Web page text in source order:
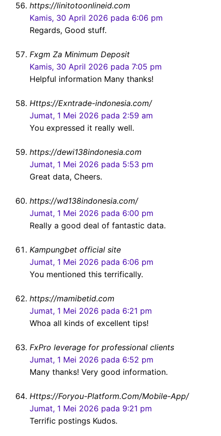
https://linitotoonlineid.com
Kamis, 30 April 2026 pada 6:06 pm
Regards, Good stuff.
Fxgm Za Minimum Deposit
Kamis, 30 April 2026 pada 7:05 pm
Helpful information Many thanks!
Https://Exntrade-indonesia.com/
Jumat, 1 Mei 2026 pada 2:59 am
You expressed it really well.
https://dewi138indonesia.com
Jumat, 1 Mei 2026 pada 5:53 pm
Great data, Cheers.
https://wd138indonesia.com/
Jumat, 1 Mei 2026 pada 6:00 pm
Really a good deal of fantastic data.
Kampungbet official site
Jumat, 1 Mei 2026 pada 6:06 pm
You mentioned this terrifically.
https://mamibetid.com
Jumat, 1 Mei 2026 pada 6:21 pm
Whoa all kinds of excellent tips!
FxPro leverage for professional clients
Jumat, 1 Mei 2026 pada 6:52 pm
Many thanks! Very good information.
Https://Foryou-Platform.Com/Mobile-App/
Jumat, 1 Mei 2026 pada 9:21 pm
Terrific postings Kudos.